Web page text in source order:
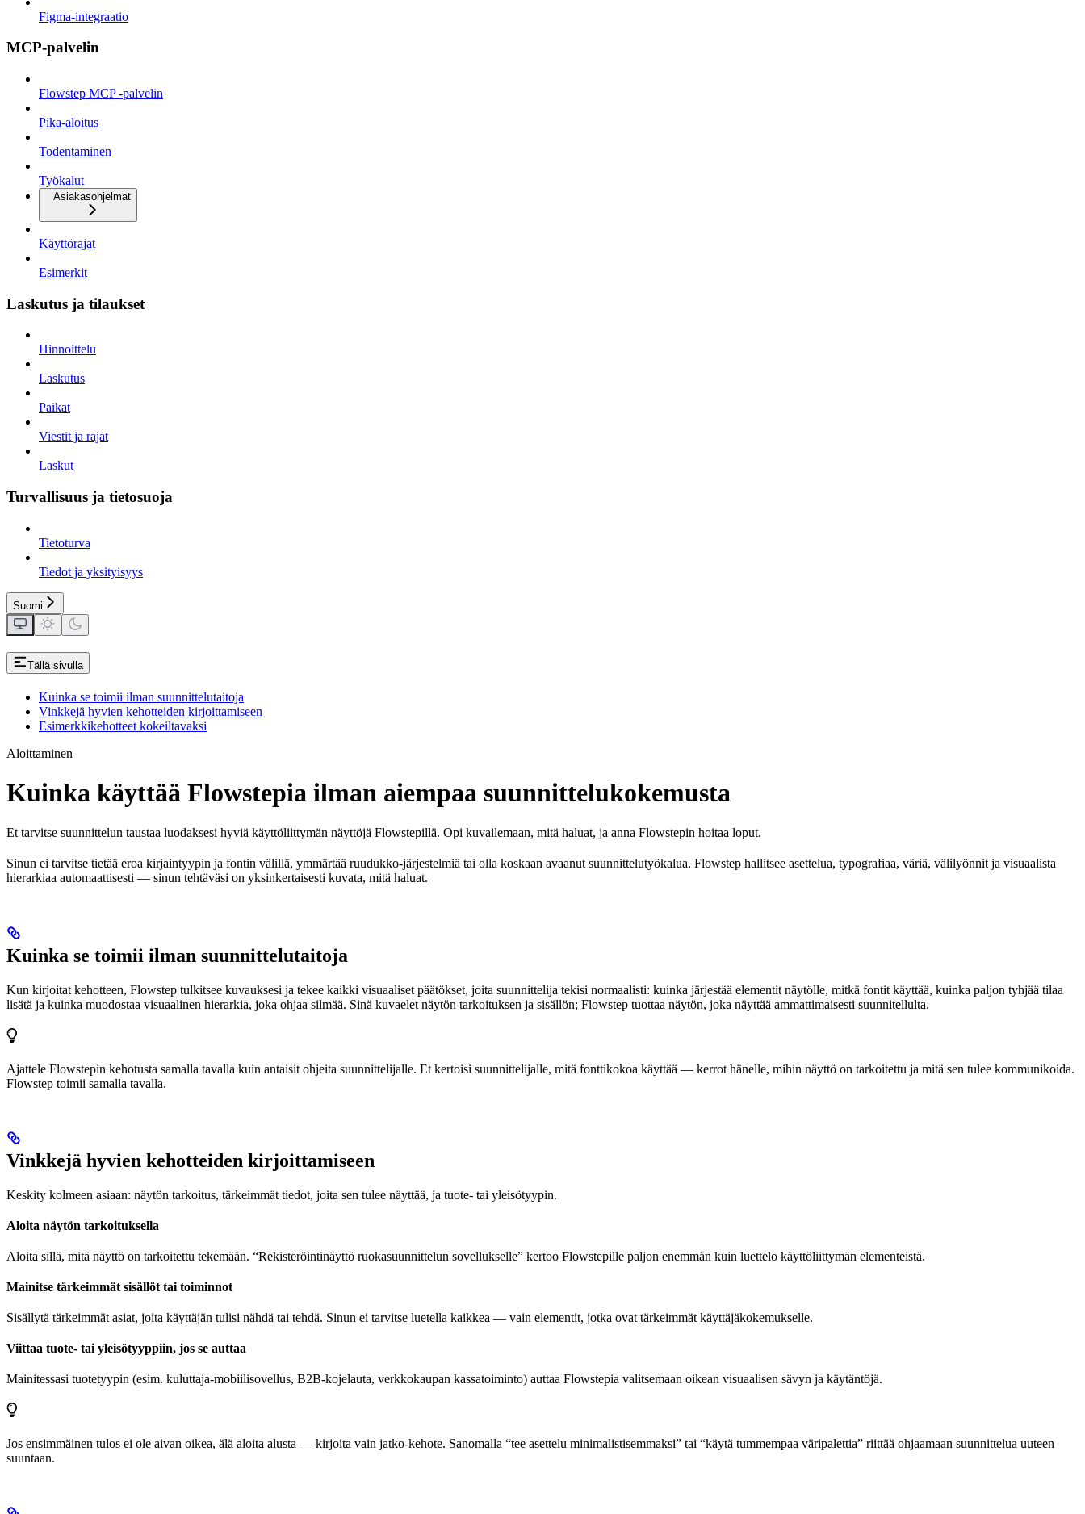
Figma-integraatio
MCP-palvelin
Flowstep MCP -palvelin
Pika-aloitus
Todentaminen
Työkalut
Asiakasohjelmat
Käyttörajat
Esimerkit
Laskutus ja tilaukset
Hinnoittelu
Laskutus
Paikat
Viestit ja rajat
Laskut
Turvallisuus ja tietosuoja
Tietoturva
Tiedot ja yksityisyys
Suomi
Tällä sivulla
Kuinka se toimii ilman suunnittelutaitoja
Vinkkejä hyvien kehotteiden kirjoittamiseen
Esimerkkikehotteet kokeiltavaksi
Aloittaminen
Kuinka käyttää Flowstepia ilman aiempaa suunnittelukokemusta
Et tarvitse suunnittelun taustaa luodaksesi hyviä käyttöliittymän näyttöjä Flowstepillä. Opi kuvailemaan, mitä haluat, ja anna Flowstepin hoitaa loput.
Sinun ei tarvitse tietää eroa kirjaintyypin ja fontin välillä, ymmärtää ruudukko-järjestelmiä tai olla koskaan avaanut suunnittelutyökalua. Flowstep hallitsee asettelua, typografiaa, väriä, välilyönnit ja visuaalista
hierarkiaa automaattisesti — sinun tehtäväsi on yksinkertaisesti kuvata, mitä haluat.
Kuinka se toimii ilman suunnittelutaitoja
Kun kirjoitat kehotteen, Flowstep tulkitsee kuvauksesi ja tekee kaikki visuaaliset päätökset, joita suunnittelija tekisi normaalisti: kuinka järjestää elementit näytölle, mitkä fontit käyttää, kuinka paljon tyhjää tilaa
lisätä ja kuinka muodostaa visuaalinen hierarkia, joka ohjaa silmää. Sinä kuvaelet näytön tarkoituksen ja sisällön; Flowstep tuottaa näytön, joka näyttää ammattimaisesti suunnitellulta.
Ajattele Flowstepin kehotusta samalla tavalla kuin antaisit ohjeita suunnittelijalle. Et kertoisi suunnittelijalle, mitä fonttikokoa käyttää — kerrot hänelle, mihin näyttö on tarkoitettu ja mitä sen tulee kommunikoida.
Flowstep toimii samalla tavalla.
Vinkkejä hyvien kehotteiden kirjoittamiseen
Keskity kolmeen asiaan: näytön tarkoitus, tärkeimmät tiedot, joita sen tulee näyttää, ja tuote- tai yleisötyypin.
Aloita näytön tarkoituksella
Aloita sillä, mitä näyttö on tarkoitettu tekemään. “Rekisteröintinäyttö ruokasuunnittelun sovellukselle” kertoo Flowstepille paljon enemmän kuin luettelo käyttöliittymän elementeistä.
Mainitse tärkeimmät sisällöt tai toiminnot
Sisällytä tärkeimmät asiat, joita käyttäjän tulisi nähdä tai tehdä. Sinun ei tarvitse luetella kaikkea — vain elementit, jotka ovat tärkeimmät käyttäjäkokemukselle.
Viittaa tuote- tai yleisötyyppiin, jos se auttaa
Mainitessasi tuotetyypin (esim. kuluttaja-mobiilisovellus, B2B-kojelauta, verkkokaupan kassatoiminto) auttaa Flowstepia valitsemaan oikean visuaalisen sävyn ja käytäntöjä.
Jos ensimmäinen tulos ei ole aivan oikea, älä aloita alusta — kirjoita vain jatko-kehote. Sanomalla “tee asettelu minimalistisemmaksi” tai “käytä tummempaa väripalettia” riittää ohjaamaan suunnittelua uuteen
suuntaan.